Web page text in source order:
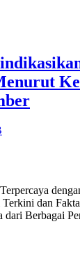
dan
Berbagai